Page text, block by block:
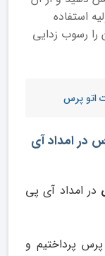
استفاده
رسوب زدایی
اتو پرس
در امداد آی
در امداد آی پی
پرداختیم و